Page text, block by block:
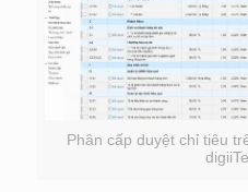
Phân cấp duyệt chỉ tiêu